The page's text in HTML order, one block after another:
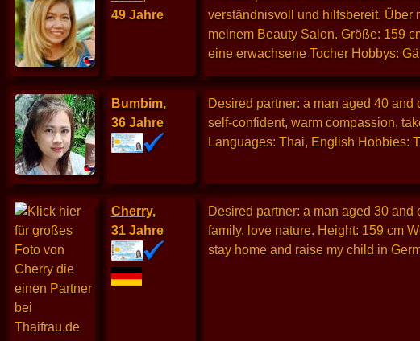
49 Jahre
verständnisvoll und hilfsbereit. Über
meinem Beauty Salon. Größe: 159
eine erwachsene Tocher Hobbys:
Bumbim,
36 Jahre
Desired partner: a man aged 40
self-confident, warm compassion,
Languages: Thai, English Hobbies:
Cherry,
31 Jahre
Desired partner: a man aged 30
family, love nature. Height: 159 cm
stay home and raise my child in